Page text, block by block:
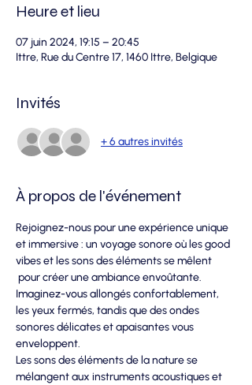
Heure et lieu
07 juin 2024, 19:15 – 20:45
Ittre, Rue du Centre 17, 1460 Ittre, Belgique
Invités
+ 6 autres invités
À propos de l'événement
Rejoignez-nous pour une expérience unique
et immersive : un voyage sonore où les good
vibes et les sons des éléments se mêlent
pour créer une ambiance envoûtante.
Imaginez-vous allongés confortablement,
les yeux fermés, tandis que des ondes
sonores délicates et apaisantes vous
enveloppent.
Les sons des éléments de la nature se
mélangent aux instruments acoustiques et